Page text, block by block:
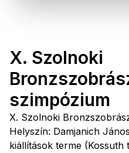
X. Szolnoki
szimpózium
X. Szolnoki
Helyszín: Damjanich
kiállítások terme (Kossuth